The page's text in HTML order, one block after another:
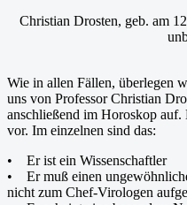
Christian Drosten, geb. am
Wie in allen Fällen, überlegen
uns von Professor Christian
anschließend im Horoskop auf.
vor. Im einzelnen sind das:
• Er ist ein Wissenschaftler
• Er muß einen
nicht zum Chef-Virologen